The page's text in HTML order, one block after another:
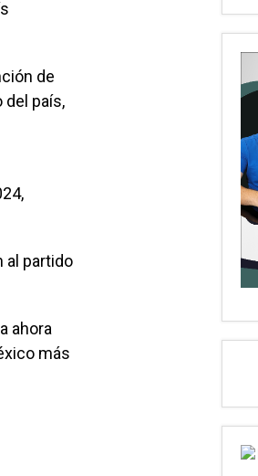
de
del país,
al partido
ahora
más